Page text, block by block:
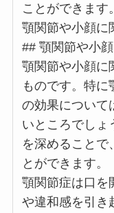
ことができます。
顎関節や小顔に
## 顎関節や小
顎関節や小顔に
ものです。特に
の効果について
いところでしょ
を深めることで
とができます。
顎関節症は口を
や違和感を引き